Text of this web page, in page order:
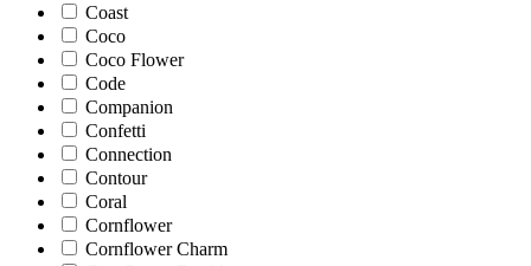
Coast
Coco
Coco Flower
Code
Companion
Confetti
Connection
Contour
Coral
Cornflower
Cornflower Charm